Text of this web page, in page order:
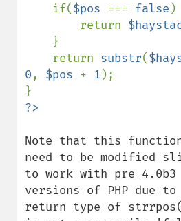
    if(
$pos === false )
        return
    return
substr(
0, $pos + 1 );
Note that this
need to be modified
to work with pre 4.0b3
versions of PHP due to
return type of